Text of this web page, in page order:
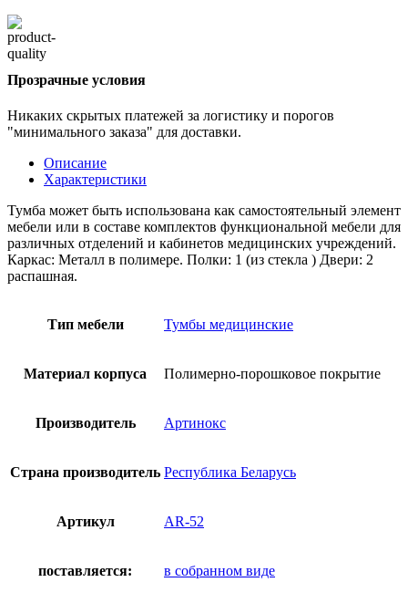
Прозрачные условия
Никаких скрытых платежей за логистику и порогов
"минимального заказа" для доставки.
Описание
Характеристики
Тумба может быть использована как самостоятельный элемент
мебели или в составе комплектов функциональной мебели для
различных отделений и кабинетов медицинских учреждений.
Каркас: Металл в полимере. Полки: 1 (из стекла ) Двери: 2
распашная.
Тип мебели Тумбы медицинские
Материал корпуса Полимерно-порошковое покрытие
Производитель Артинокс
Страна производитель Республика Беларусь
Артикул AR-52
поставляется: в собранном виде